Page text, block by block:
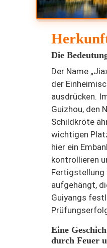
Die
Der Name
der
ausdrücken.
Guizhou, den
Schildkröte
wichtigen
hier ein
kontrollieren
Fertigstellung
aufgehängt,
Guiyangs
Eine
durch Feuer